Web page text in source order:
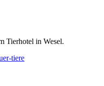
Tierhotel in Wesel.